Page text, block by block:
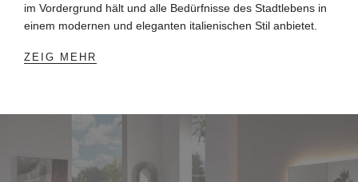
im Vordergrund hält und alle Bedürfnisse des Stadtlebens in
einem modernen und eleganten italienischen Stil anbietet.
ZEIG MEHR